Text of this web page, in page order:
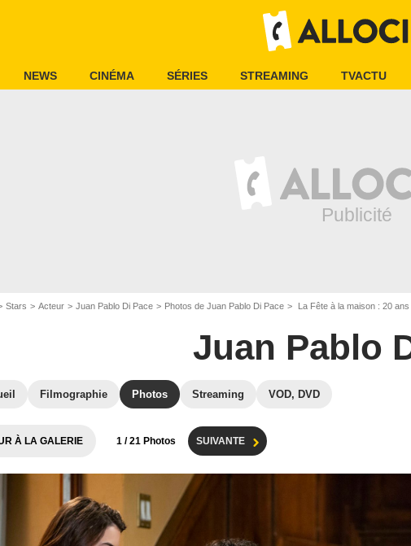
NEWS CINÉMA SÉRIES STREAMING TVACTU
Stars Acteur Juan Pablo Di Pace Photos de Juan Pablo Di Pace La Fête à la maison : 20
Juan Pablo
Filmographie Photos Streaming VOD, DVD
À LA GALERIE 1 / 21 Photos SUIVANTE